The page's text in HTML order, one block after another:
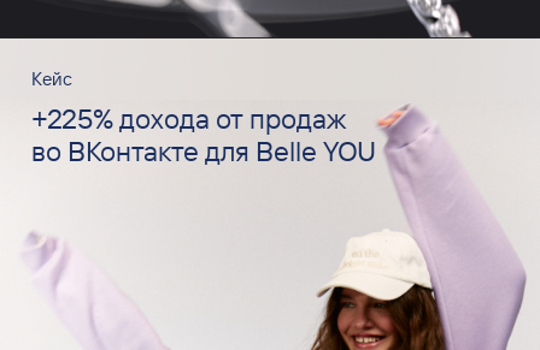
Кейс
+225% дохода от продаж
во ВКонтакте для Belle YOU